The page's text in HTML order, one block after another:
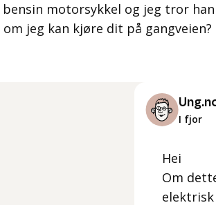
bensin motorsykkel og jeg tror
om jeg kan kjøre dit på gangveien?
I fjor
Hei
Om